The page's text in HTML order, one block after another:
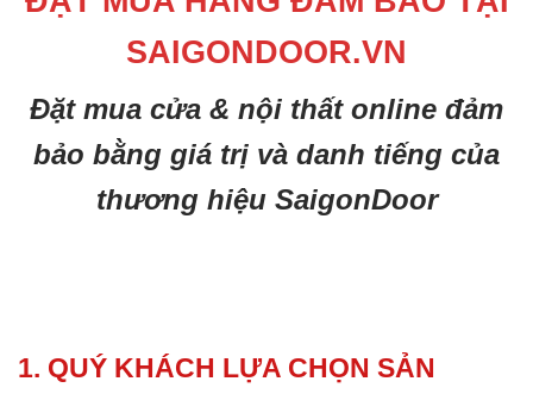
SAIGONDOOR.VN
Đặt mua cửa & nội thất online đảm
bảo bằng giá trị và danh tiếng của
thương hiệu SaigonDoor
1. QUÝ KHÁCH LỰA CHỌN SẢN